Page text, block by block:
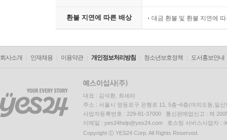
환불 지연에 따른 배상 대금 환불 및 환불 지연에
회사소개 인재채용 이용약관 개인정보처리방침 청소년보호정책 도서홍보안내
대표 : 김석환, 최세라
주소 : 서울시 영등포구 은행로 11, 5층~6층(여의도동,일신
사업자등록번호 : 229-81-37000 통신판매업신고 : 제
이메일 : yes24help@yes24.com 호스팅 서비스사업자 :
Copyright ⓒ YES24 Corp. All Rights Reserved.